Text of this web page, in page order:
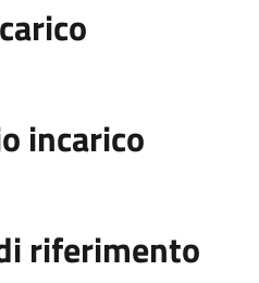
incarico
riferimento